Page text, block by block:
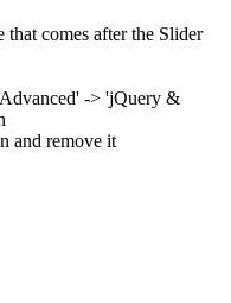
comes after the Slider
-> 'jQuery &
and remove it